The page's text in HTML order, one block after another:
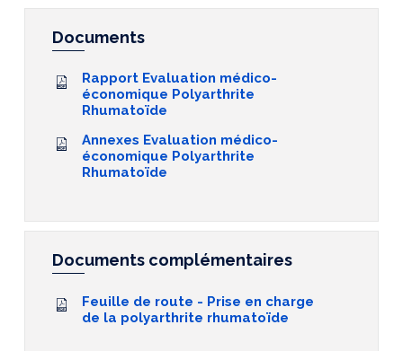
Documents
Rapport Evaluation médico-
économique Polyarthrite
Rhumatoïde
Annexes Evaluation médico-
économique Polyarthrite
Rhumatoïde
Documents complémentaires
Feuille de route - Prise en charge
de la polyarthrite rhumatoïde